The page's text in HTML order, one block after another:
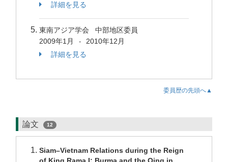
詳細を見る
東南アジア学会 中部地区委員
2009年1月
-
2010年12月
詳細を見る
委員歴の先頭へ▲
論文 12
Siam–Vietnam Relations during the Reign